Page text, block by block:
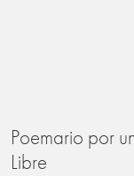
Poemario por
Libre